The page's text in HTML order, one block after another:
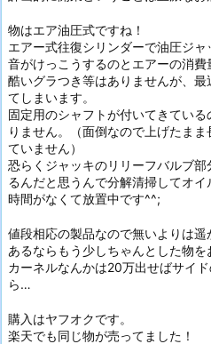
物はエア油圧式ですね！
エアー式往復シリンダーで油圧ジ
音がけっこうするのとエアーの消費
酷いグラつき等はありませんが、
てしまいます。
固定用のシャフトが付いてきてい
りません。（面倒なので上げたま
ていません）
恐らくジャッキのリリーフバルブ
るんだと思うんで分解清掃してオ
時間がなくて放置中です^^;
値段相応の製品なので無いよりは
あるならもう少しちゃんとした物を
カーネルなんかは20万出せばサイ
ら…
購入はヤフオクです。
楽天でも同じ物が売ってました！